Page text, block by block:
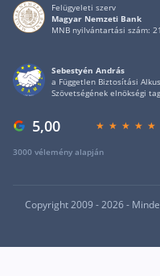
Felügyeleti szerv
Magyar Nemzeti Bank
MNB nyilvántartási szám:
Sebestyén András
a Független Biztosítási
Szövetségének elnökségi
5,00
3000 vélemény alapján
Copyright 2009 - 2026 -